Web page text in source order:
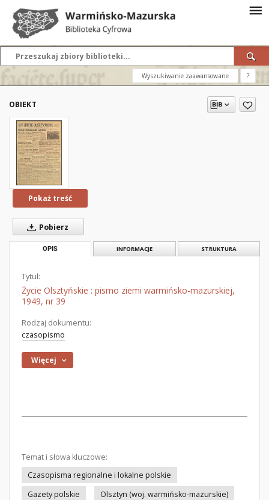
Wyszukiwanie zaawansowane ?
OBIEKT
Pokaż treść
Pobierz
OPIS INFORMACJE STRUKTURA
Tytuł:
Życie Olsztyńskie : pismo ziemi warmińsko-mazurskiej,
1949, nr 39
Rodzaj dokumentu:
czasopismo
Więcej
Temat i słowa kluczowe:
Czasopisma regionalne i lokalne polskie
Gazety polskie
Olsztyn (woj. warmińsko-mazurskie)